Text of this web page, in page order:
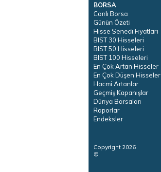
BORSA
Canlı Borsa
Günün Özeti
Hisse Senedi Fiyatları
BIST 30 Hisseleri
BIST 50 Hisseleri
BIST 100 Hisseleri
En Çok Artan Hisseler
En Çok Düşen Hisseler
Hacmi Artanlar
Geçmiş Kapanışlar
Dünya Borsaları
Raporlar
Endeksler
Copyright 2026
©